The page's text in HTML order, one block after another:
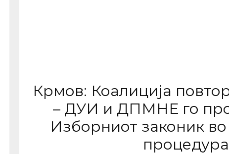
Крмов: Коалиција
– ДУИ и ДПМНЕ го
Изборниот законик
процедура